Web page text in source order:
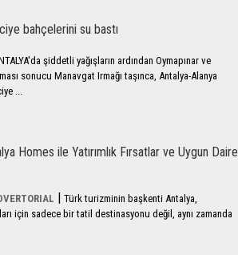
bahçelerini su bastı
şiddetli yağışların ardından Oymapınar ve
sonucu Manavgat Irmağı taşınca, Antalya-Alanya
...
Homes ile Yatırımlık Fırsatlar ve Uygun Daire
| Türk turizminin başkenti Antalya,
için sadece bir tatil destinasyonu değil, aynı zamanda